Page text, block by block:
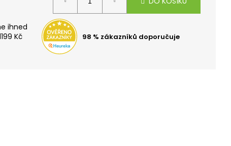
Kč
98 % zákazníků doporučuje
OXY SPORT